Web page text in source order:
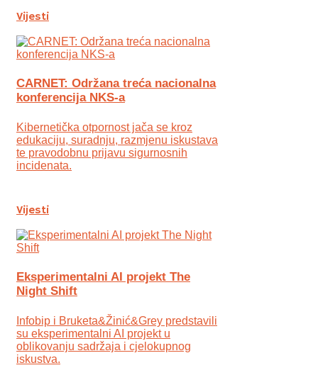
Vijesti
CARNET: Održana treća nacionalna
konferencija NKS-a
Kibernetička otpornost jača se kroz
edukaciju, suradnju, razmjenu iskustava
te pravodobnu prijavu sigurnosnih
incidenata.
Vijesti
Eksperimentalni AI projekt The
Night Shift
Infobip i Bruketa&Žinić&Grey predstavili
su eksperimentalni AI projekt u
oblikovanju sadržaja i cjelokupnog
iskustva.